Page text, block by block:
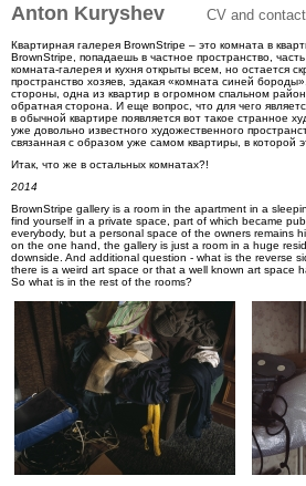
Anton Kuryshev CV and contact
Квартирная галерея BrownStripe – это комната в
BrownStripe, попадаешь в частное пространство,
комната-галерея и кухня открыты всем, но остается
пространство хозяев, эдакая «комната синей
стороны, одна из квартир в огромном спальном
обратная сторона. И еще вопрос, что для чего
в обычной квартире появляется вот такое странное
уже довольно известного художественного
связанная с образом уже самом квартиры, в которой
Итак, что же в остальных комнатах?!
2014
BrownStripe gallery is a room in the apartment in a
find yourself in a private space, part of which became
everybody, but a personal space of the owners remains
on the one hand, the gallery is just a room in a huge
downside. And additional question - what is the reverse
there is a weird art space or that a well known art space
So what is in the rest of the rooms?